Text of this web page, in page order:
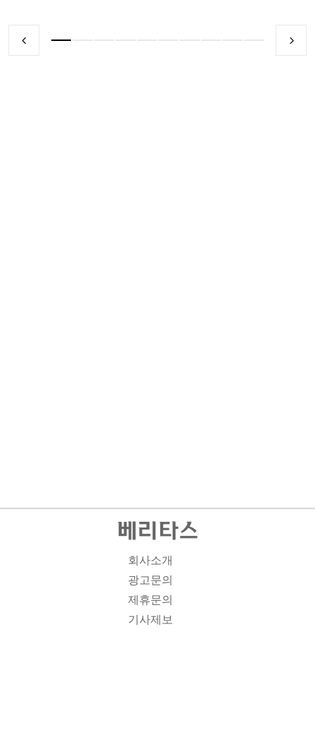
회사소개
광고문의
제휴문의
기사제보